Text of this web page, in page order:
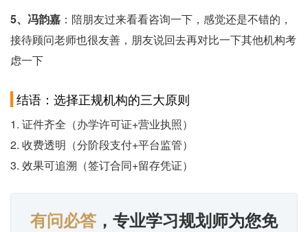
5、冯韵嘉 ：陪朋友过来看看咨询一下，感觉还是不错的，
接待顾问老师也很友善，朋友说回去再对比一下其他机构考
虑一下
结语：选择正规机构的三大原则
1. 证件齐全（办学许可证+营业执照）
2. 收费透明（分阶段支付+平台监管）
3. 效果可追溯（签订合同+留存凭证）
有问必答，专业学习规划师为您免